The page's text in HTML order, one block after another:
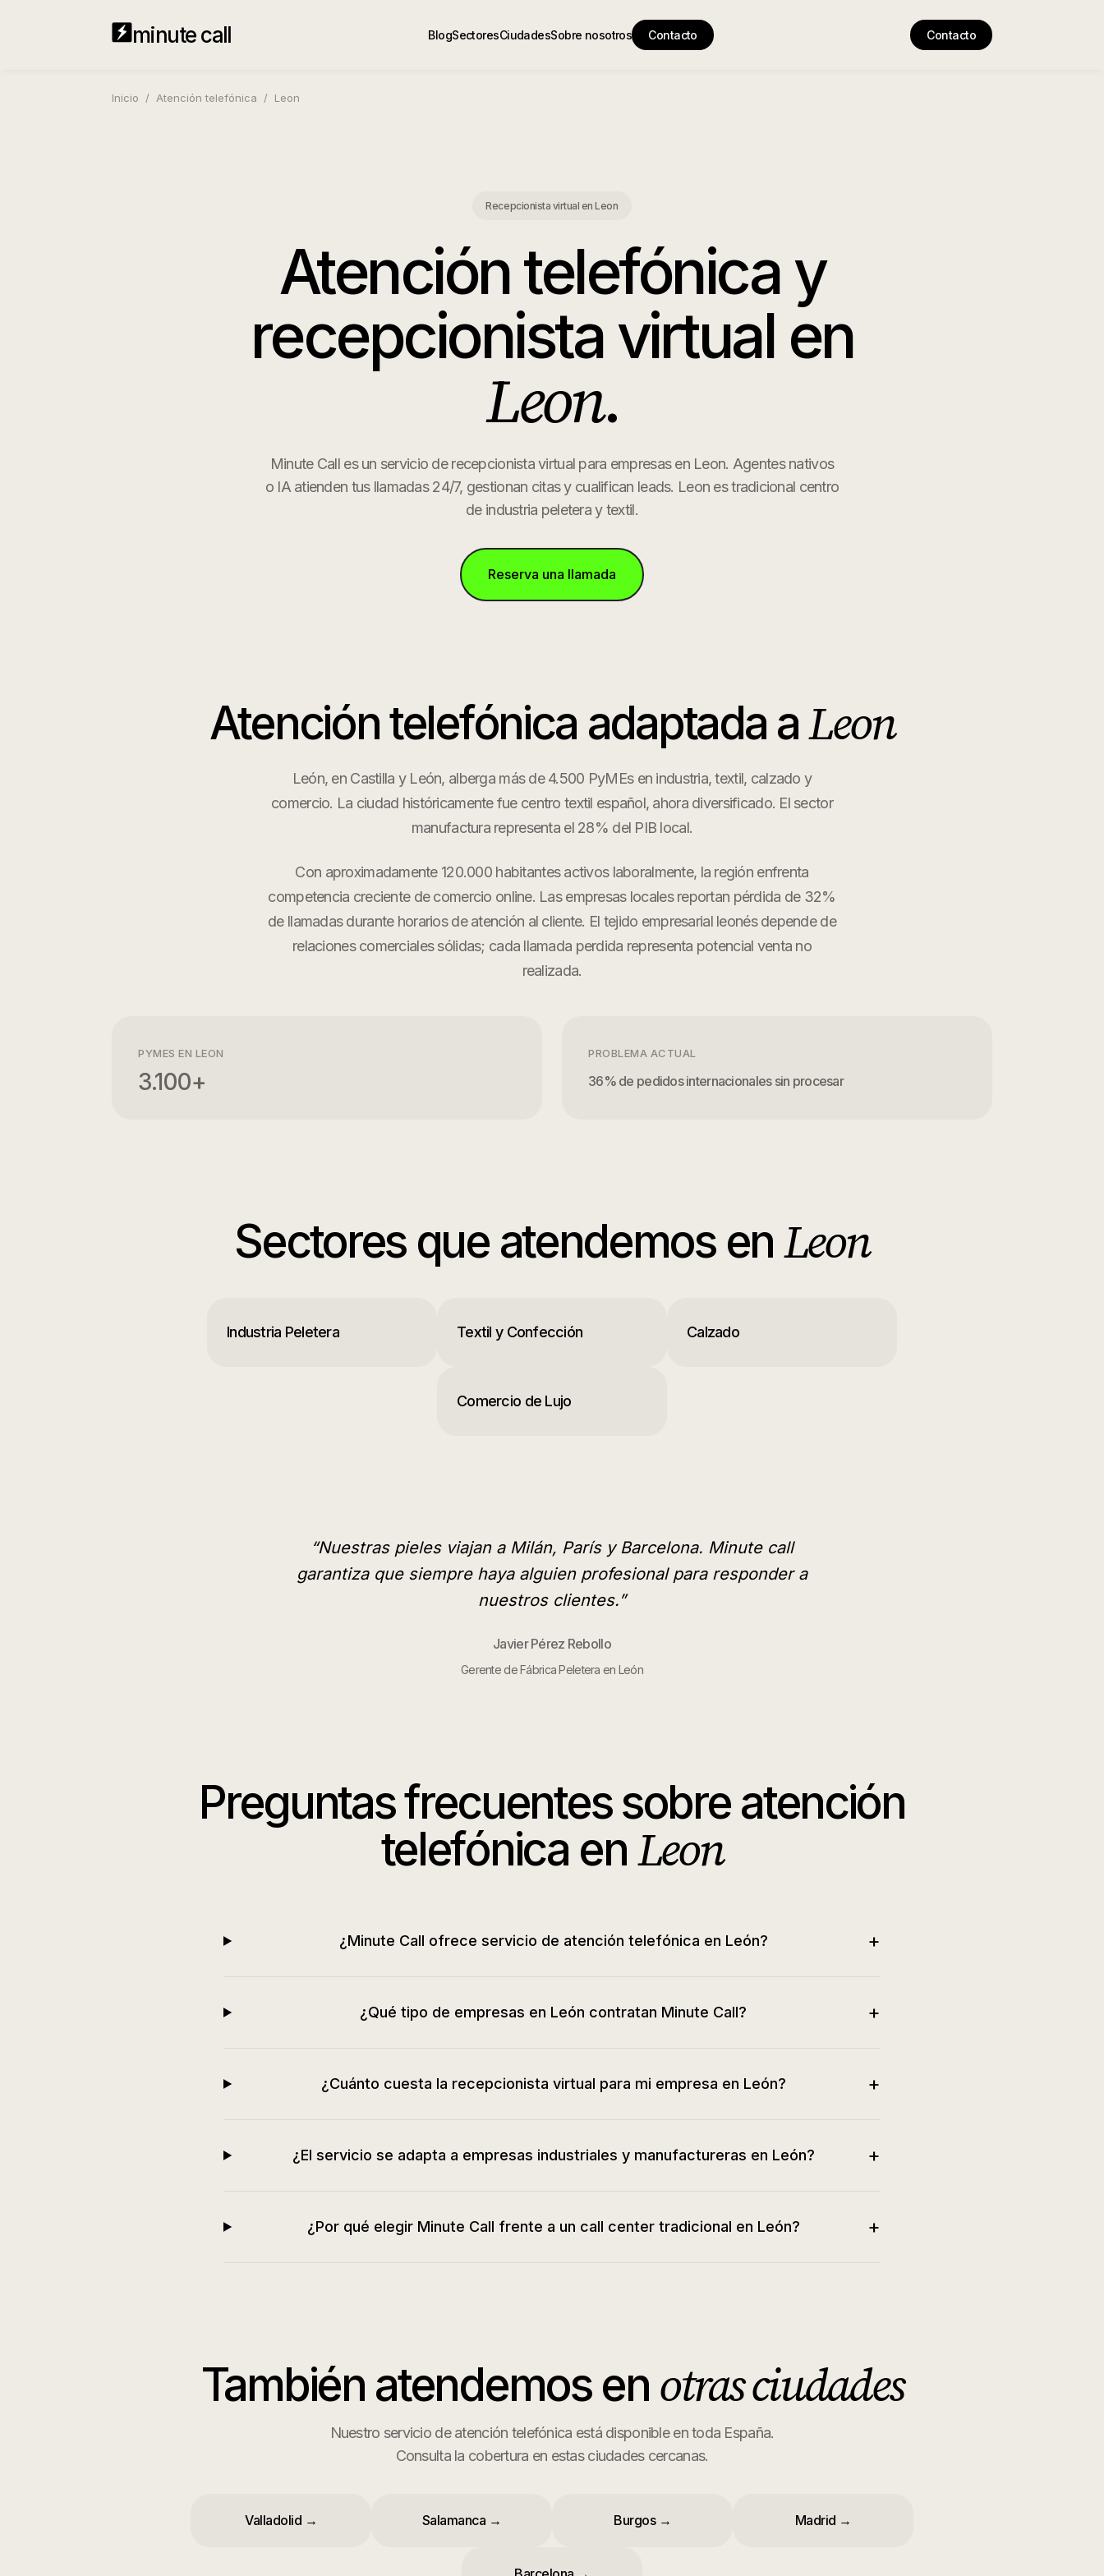
minute call BlogSectoresCiudadesSobre nosotros Contacto Contacto
Inicio / Atención telefónica / Leon
Recepcionista virtual en Leon
Atención telefónica y
recepcionista virtual en
Leon.
Minute Call es un servicio de recepcionista virtual para empresas en Leon. Agentes nativos
o IA atienden tus llamadas 24/7, gestionan citas y cualifican leads. Leon es tradicional centro
de industria peletera y textil.
Reserva una llamada
Atención telefónica adaptada aLeon
León, en Castilla y León, alberga más de 4.500 PyMEs en industria, textil, calzado y
comercio. La ciudad históricamente fue centro textil español, ahora diversificado. El sector
manufactura representa el 28% del PIB local.
Con aproximadamente 120.000 habitantes activos laboralmente, la región enfrenta
competencia creciente de comercio online. Las empresas locales reportan pérdida de 32%
de llamadas durante horarios de atención al cliente. El tejido empresarial leonés depende de
relaciones comerciales sólidas; cada llamada perdida representa potencial venta no
realizada.
PYMES EN LEON
3.100+
PROBLEMA ACTUAL
36% de pedidos internacionales sin procesar
Sectores que atendemos enLeon
Industria Peletera Textil y Confección Calzado
Comercio de Lujo
“Nuestras pieles viajan a Milán, París y Barcelona. Minute call
garantiza que siempre haya alguien profesional para responder a
nuestros clientes.”
Javier Pérez Rebollo
Gerente de Fábrica Peletera en León
Preguntas frecuentes sobre atención
telefónica enLeon
¿Minute Call ofrece servicio de atención telefónica en León? +
¿Qué tipo de empresas en León contratan Minute Call? +
¿Cuánto cuesta la recepcionista virtual para mi empresa en León? +
¿El servicio se adapta a empresas industriales y manufactureras en León? +
¿Por qué elegir Minute Call frente a un call center tradicional en León? +
También atendemos en otras ciudades
Nuestro servicio de atención telefónica está disponible en toda España.
Consulta la cobertura en estas ciudades cercanas.
Valladolid → Salamanca → Burgos→ Madrid →